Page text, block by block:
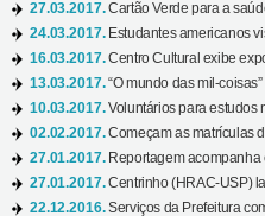
27.03.2017.Cartão Verde para a
24.03.2017. Estudantes americanos
16.03.2017.Centro Cultural exibe
13.03.2017.“O mundo das mil-
10.03.2017.Voluntários para estudos
02.02.2017.Começam as matrículas
27.01.2017. Reportagem
27.01.2017.Centrinho (HRAC-USP)
22.12.2016.Serviços da Prefeitura